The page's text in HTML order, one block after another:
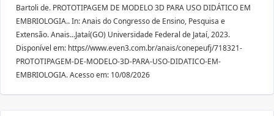
Bartoli de. PROTOTIPAGEM DE MODELO 3D PARA USO DIDÁTICO EM
EMBRIOLOGIA.. In: Anais do Congresso de Ensino, Pesquisa e
Extensão. Anais...Jataí(GO) Universidade Federal de Jataí, 2023.
Disponível em: https//www.even3.com.br/anais/conepeufj/718321-
PROTOTIPAGEM-DE-MODELO-3D-PARA-USO-DIDATICO-EM-
EMBRIOLOGIA. Acesso em: 10/08/2026